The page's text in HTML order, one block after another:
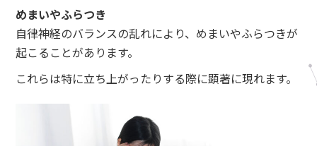
めまいやふらつき
自律神経のバランスの乱れにより、めまいやふらつきが
起こることがあります。
これらは特に立ち上がったりする際に顕著に現れます。